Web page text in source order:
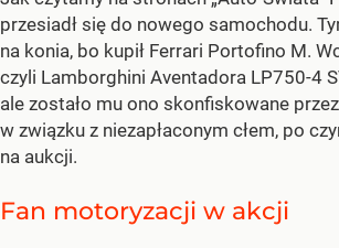
przesiadł się do nowego samochodu.
na konia, bo kupił Ferrari Portofino M.
czyli Lamborghini Aventadora LP750-4
ale zostało mu ono skonfiskowane
w związku z niezapłaconym cłem, po
na aukcji.
Fan motoryzacji w akcji